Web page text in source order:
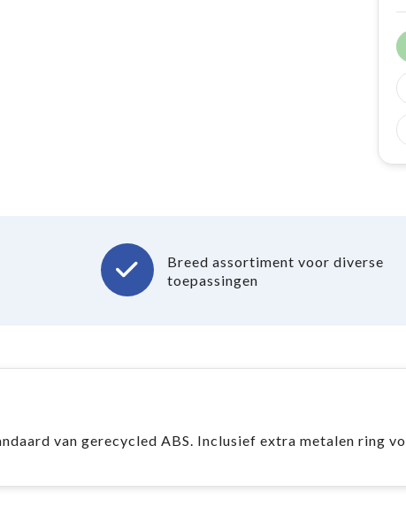
Breed assortiment voor diverse
toepassingen
van gerecycled ABS. Inclusief extra metalen ring